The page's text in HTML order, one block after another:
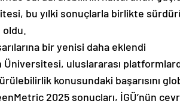
bu yılki sonuçlarla birlikte
bir yenisi daha eklendi
Üniversitesi, uluslararası
konusundaki başarısını
2025 sonuçları, İGÜ’nün